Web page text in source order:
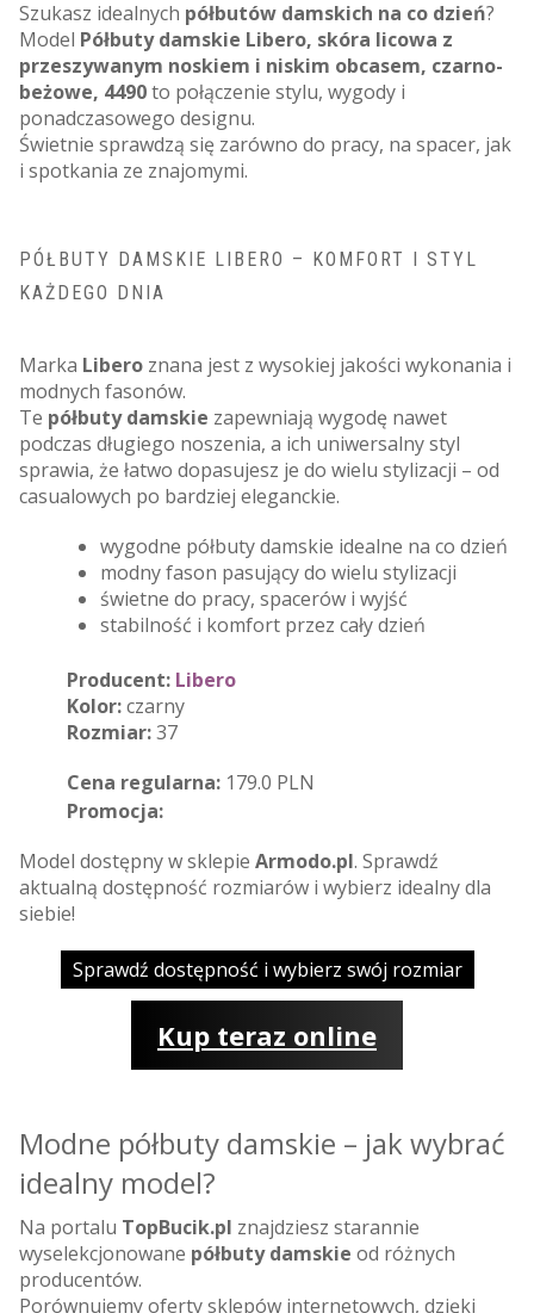
Szukasz idealnych półbutów damskich na co dzień?
Model Półbuty damskie Libero, skóra licowa z
przeszywanym noskiem i niskim obcasem, czarno-
beżowe, 4490to połączenie stylu, wygody i
ponadczasowego designu.
Świetnie sprawdzą się zarówno do pracy, na spacer, jak
i spotkania ze znajomymi.
PÓŁBUTY DAMSKIE LIBERO – KOMFORT I STYL
KAŻDEGO DNIA
Marka Libero znana jest z wysokiej jakości wykonania i
modnych fasonów.
Te półbuty damskie zapewniają wygodę nawet
podczas długiego noszenia, a ich uniwersalny styl
sprawia, że łatwo dopasujesz je do wielu stylizacji – od
casualowych po bardziej eleganckie.
wygodne półbuty damskie idealne na co dzień
modny fason pasujący do wielu stylizacji
świetne do pracy, spacerów i wyjść
stabilność i komfort przez cały dzień
Producent: Libero
Kolor:czarny
Rozmiar:37
Cena regularna: 179.0 PLN
Promocja:
Model dostępny w sklepie Armodo.pl. Sprawdź
aktualną dostępność rozmiarów i wybierz idealny dla
siebie!
Sprawdź dostępność i wybierz swój rozmiar
Kup teraz online
Modne półbuty damskie – jak wybrać
idealny model?
Na portalu TopBucik.pl znajdziesz starannie
wyselekcjonowane półbuty damskie od różnych
producentów.
Porównujemy oferty sklepów internetowych, dzięki